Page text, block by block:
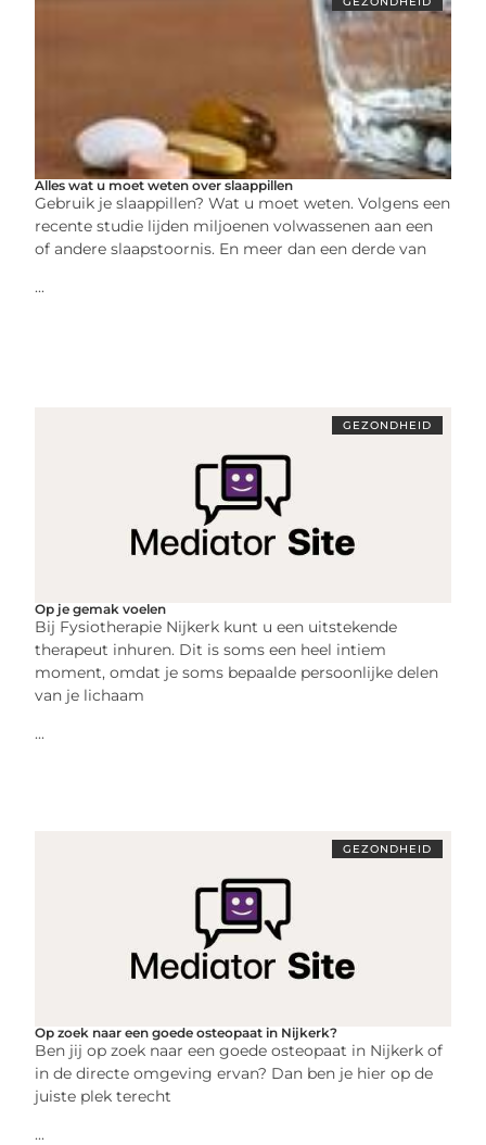
Alles wat u moet weten over slaappillen
Gebruik je slaappillen? Wat u moet weten. Volgens een
recente studie lijden miljoenen volwassenen aan een
of andere slaapstoornis. En meer dan een derde van
...
GEZONDHEID
Op je gemak voelen
Bij Fysiotherapie Nijkerk kunt u een uitstekende
therapeut inhuren. Dit is soms een heel intiem
moment, omdat je soms bepaalde persoonlijke delen
van je lichaam
...
GEZONDHEID
Op zoek naar een goede osteopaat in Nijkerk?
Ben jij op zoek naar een goede osteopaat in Nijkerk of
in de directe omgeving ervan? Dan ben je hier op de
juiste plek terecht
...